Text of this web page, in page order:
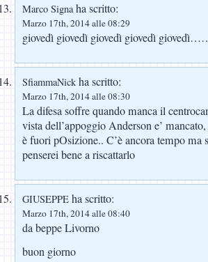
Marco Signaha scritto:
Marzo 17th, 2014 alle 08:29
giovedì giovedì giovedì giovedì
SfiammaNick ha scritto:
Marzo 17th, 2014 alle 08:30
La difesa soffre quando manca il
vista dell’appoggio Anderson e’
è fuori pOsizione.. C’è ancora tempo
penserei bene a riscattarlo
GIUSEPPE ha scritto:
Marzo 17th, 2014 alle 08:40
da beppe Livorno
buon giorno